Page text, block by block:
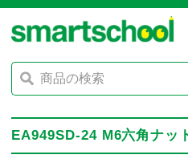
EA949SD-24 M6六角ナッ